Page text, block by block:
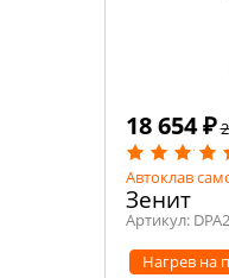
18 654 ₽
Автоклав
Зенит
Артикул:
Нагрев на